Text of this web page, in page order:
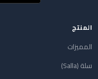
المنتج
المميزات
سلة (Salla)